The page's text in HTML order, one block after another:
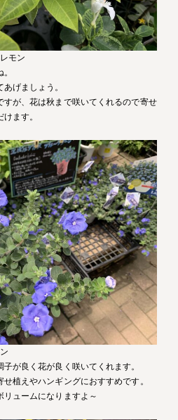
モン
げましょう。
が、花は秋まで咲いてくれるので寄せ
ます。
が良く花が良く咲いてくれます。
植えやハンギングにおすすめです。
ュームになりますよ～